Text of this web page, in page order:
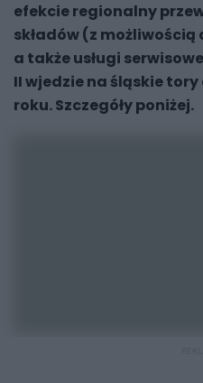
efekcie regionalny
składów (z
a także usługi
II wjedzie na śląskie
roku. Szczegóły poniżej.